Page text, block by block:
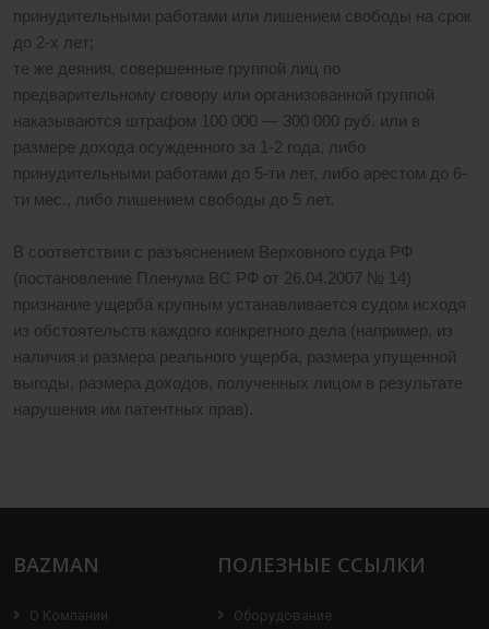
принудительными работами или лишением свободы на срок
до 2-х лет;
те же деяния, совершенные группой лиц по
предварительному сговору или организованной группой
наказываются штрафом 100 000 — 300 000 руб. или в
размере дохода осужденного за 1-2 года, либо
принудительными работами до 5-ти лет, либо арестом до 6-
ти мес., либо лишением свободы до 5 лет.
В соответствии с разъяснением Верховного суда РФ
(постановление Пленума ВС РФ от 26.04.2007 № 14)
признание ущерба крупным устанавливается судом исходя
из обстоятельств каждого конкретного дела (например, из
наличия и размера реального ущерба, размера упущенной
выгоды, размера доходов, полученных лицом в результате
нарушения им патентных прав).
BAZMAN
О Компании
ПОЛЕЗНЫЕ ССЫЛКИ
Оборудование